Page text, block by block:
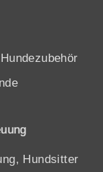
Hundsitter